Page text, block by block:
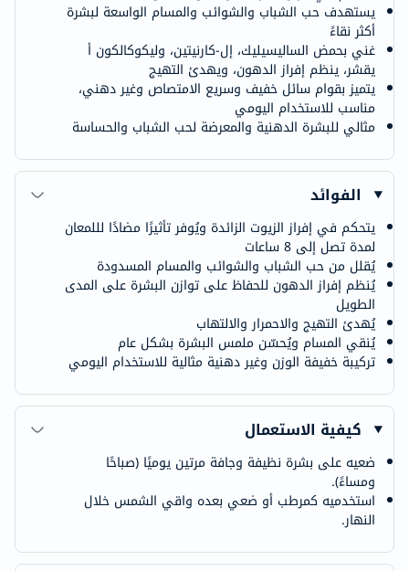
يستهدف حب الشباب والشوائب والمسام الواسعة لبشرة
أكثر نقاءً
غني بحمض الساليسيليك، إل-كارنيتين، وليكوكالكون أ
يقشر، ينظم إفراز الدهون، ويهدئ التهيج
يتميز بقوام سائل خفيف وسريع الامتصاص وغير دهني،
مناسب للاستخدام اليومي
مثالي للبشرة الدهنية والمعرضة لحب الشباب والحساسة
الفوائد
يتحكم في إفراز الزيوت الزائدة ويُوفر تأثيرًا مضادًا لللمعان
لمدة تصل إلى 8 ساعات
يُقلل من حب الشباب والشوائب والمسام المسدودة
يُنظم إفراز الدهون للحفاظ على توازن البشرة على المدى
الطويل
يُهدئ التهيج والاحمرار والالتهاب
يُنقي المسام ويُحسّن ملمس البشرة بشكل عام
تركيبة خفيفة الوزن وغير دهنية مثالية للاستخدام اليومي
كيفية الاستعمال
ضعيه على بشرة نظيفة وجافة مرتين يوميًا (صباحًا
ومساءً).
استخدميه كمرطب أو ضعي بعده واقي الشمس خلال
النهار.